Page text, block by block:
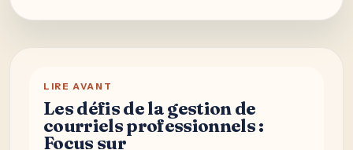
LIRE AVANT
Les défis de la gestion de
courriels professionnels :
Focus sur